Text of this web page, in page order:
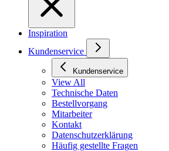
Inspiration
Kundenservice
Kundenservice
View All
Technische Daten
Bestellvorgang
Mitarbeiter
Kontakt
Datenschutzerklärung
Häufig gestellte Fragen